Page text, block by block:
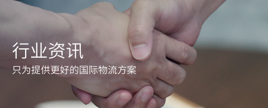
行业资讯
只为提供更好的国际物流方案